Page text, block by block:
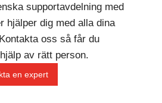
supportavdelning med
hjälper dig med alla dina
oss så får du
av rätt person.
en expert